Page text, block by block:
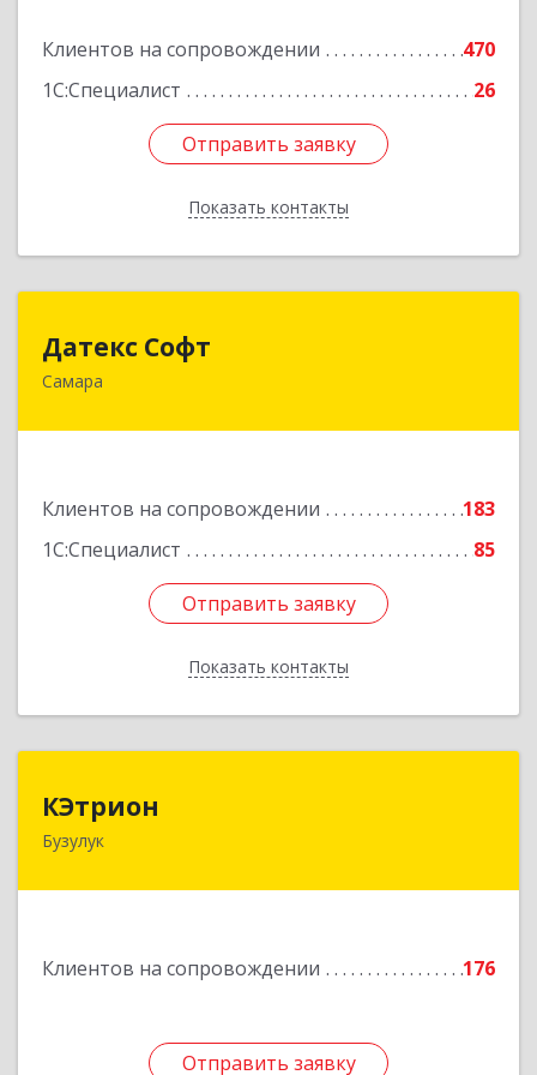
Клиентов на сопровождении
470
1С:Специалист
26
Отправить заявку
Показать контакты
Отправить заявку
Назад
Датекс Софт
Самара
Клиентов на сопровождении
183
1С:Специалист
85
Отправить заявку
Показать контакты
443070, Самарская обл, Самара г, Партизанская
Отправить заявку
Назад
КЭтрион
Бузулук
Клиентов на сопровождении 176
Отправить заявку
461040, Оренбургская обл, Бузулук г, Пушкина
Отправить заявку